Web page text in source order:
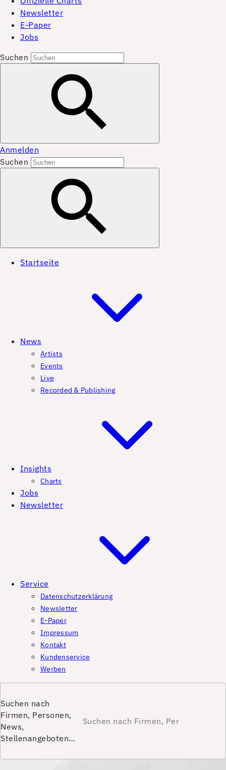
Newsletter
E-Paper
Jobs
Suchen
Anmelden
Suchen
Startseite
News
Artists
Events
Live
Recorded & Publishing
Insights
Charts
Jobs
Newsletter
Service
Datenschutzerklärung
Newsletter
E-Paper
Impressum
Kontakt
Kundenservice
Werben
Suchen nach
Firmen, Personen,
News,
Stellenangeboten…